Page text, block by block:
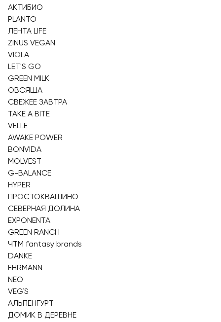
АКТИБИО
PLANTO
ЛЕНТА LIFE
ZINUS VEGAN
VIOLA
LET'S GO
GREEN MILK
ОВСЯША
СВЕЖЕЕ ЗАВТРА
TAKE A BITE
VELLE
AWAKE POWER
BONVIDA
MOLVEST
G-BALANCE
HYPER
ПРОСТОКВАШИНО
СЕВЕРНАЯ ДОЛИНА
EXPONENTA
GREEN RANCH
ЧТМ fantasy brands
DANKE
EHRMANN
NEO
VEG`S
АЛЬПЕНГУРТ
ДОМИК В ДЕРЕВНЕ